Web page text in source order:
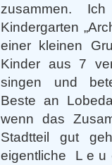
zusammen.
Kindergarten
einer kleinen
Kinder aus 7
singen und
Beste an
wenn das
Stadtteil gut
eigentliche L e